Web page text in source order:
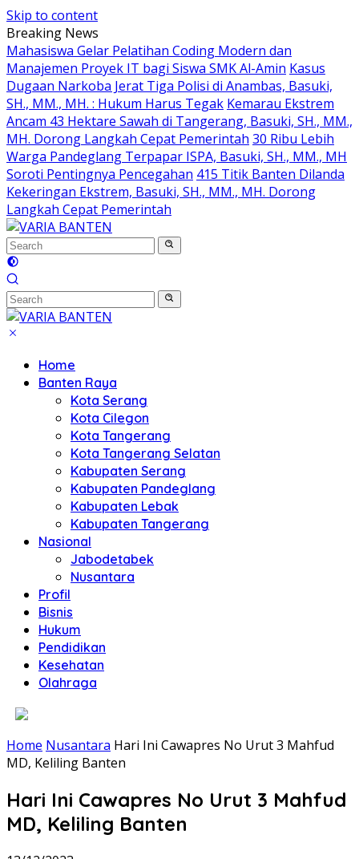
Skip to content
Breaking News
Mahasiswa Gelar Pelatihan Coding Modern dan
Manajemen Proyek IT bagi Siswa SMK Al-Amin Kasus
Dugaan Narkoba Jerat Tiga Polisi di Anambas, Basuki,
SH., MM., MH. : Hukum Harus Tegak Kemarau Ekstrem
Ancam 43 Hektare Sawah di Tangerang, Basuki, SH., MM.,
MH. Dorong Langkah Cepat Pemerintah 30 Ribu Lebih
Warga Pandeglang Terpapar ISPA, Basuki, SH., MM., MH
Soroti Pentingnya Pencegahan 415 Titik Banten Dilanda
Kekeringan Ekstrem, Basuki, SH., MM., MH. Dorong
Langkah Cepat Pemerintah
Home
Banten Raya
Kota Serang
Kota Cilegon
Kota Tangerang
Kota Tangerang Selatan
Kabupaten Serang
Kabupaten Pandeglang
Kabupaten Lebak
Kabupaten Tangerang
Nasional
Jabodetabek
Nusantara
Profil
Bisnis
Hukum
Pendidikan
Kesehatan
Olahraga
Home Nusantara Hari Ini Cawapres No Urut 3 Mahfud
MD, Keliling Banten
Hari Ini Cawapres No Urut 3 Mahfud
MD, Keliling Banten